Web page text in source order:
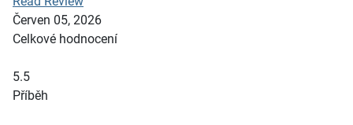
Červen 05, 2026
Celkové hodnocení
5.5
Příběh